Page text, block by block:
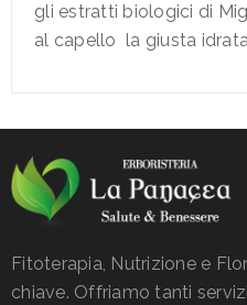
gli estratti biologici di
al capello la giusta
Fitoterapia, Nutrizione e
chiave. Offriamo tanti